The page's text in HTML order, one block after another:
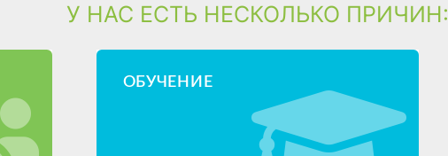
У НАС ЕСТЬ НЕСКОЛЬКО ПРИЧИН:
ОБУЧЕНИЕ